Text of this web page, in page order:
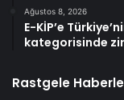
Ağustos 8, 2026
E-KİP’e
kategorisinde
Rastgele